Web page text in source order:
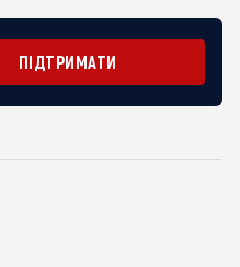
ПІДТРИМАТИ